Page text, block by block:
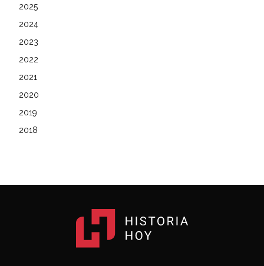
2025
2024
2023
2022
2021
2020
2019
2018